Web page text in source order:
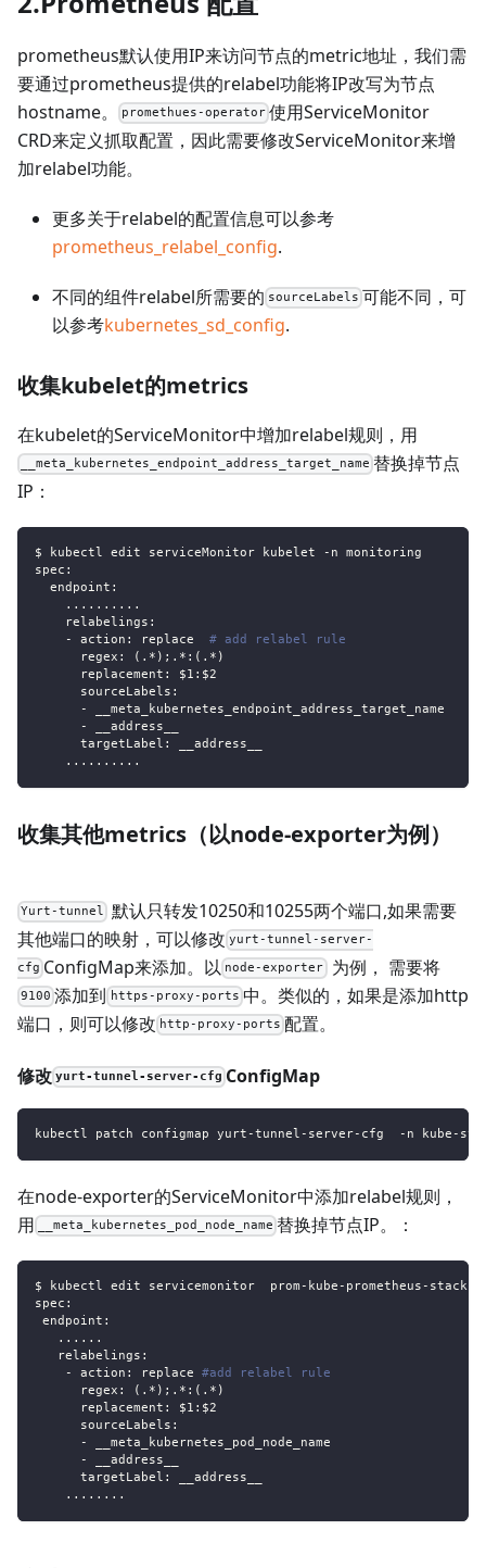
prometheus默认使用IP来访问节点的metric地址，我们需
要通过prometheus提供的relabel功能将IP改写为节点
hostname。
promethues-operator 使用ServiceMonitor
CRD来定义抓取配置，因此需要修改ServiceMonitor来增
加relabel功能。
更多关于relabel的配置信息可以参考
prometheus_relabel_config.
不同的组件relabel所需要的 sourceLabels 可能不同，可
以参考kubernetes_sd_config.
收集kubelet的metrics
在kubelet的ServiceMonitor中增加relabel规则，用
__meta_kubernetes_endpoint_address_target_name 替换掉节点
IP：
$ kubectl edit serviceMonitor kubelet - n monitoring
spec :
endpoint :
... ... ... .
relabelings :
-
action : replace # add relabel rule
regex : (. *);.*:(.*)
replacement : $1 : $2
sourceLabels :
-
__meta_kubernetes_endpoint_address_target_name
-
__address__
targetLabel :
__address__
... ... ... .
收集其他metrics（以node-exporter为例）
Yurt-tunnel
默认只转发10250和10255两个端口,如果需要
其他端口的映射，可以修改 yurt-tunnel-server-
cfg ConfigMap来添加。以 node-exporter 为例， 需要将
9100 添加到 https-proxy-ports 中。类似的，如果是添加http
端口，则可以修改 http-proxy-ports 配置。
修改 yurt-tunnel-server-cfg ConfigMap
kubectl patch configmap yurt-tunnel-server-cfg  -n kube-
在node-exporter的ServiceMonitor中添加relabel规则，
用
__meta_kubernetes_pod_node_name 替换掉节点IP。：
$ kubectl edit servicemonitor  prom - kube - prometheus - stack
spec :
endpoint :
... ...
relabelings :
-
action : replace #add relabel rule
regex : (. *);.*:(.*)
replacement : $1 : $2
sourceLabels :
-
__meta_kubernetes_pod_node_name
-
__address__
targetLabel :
__address__
... ... ..